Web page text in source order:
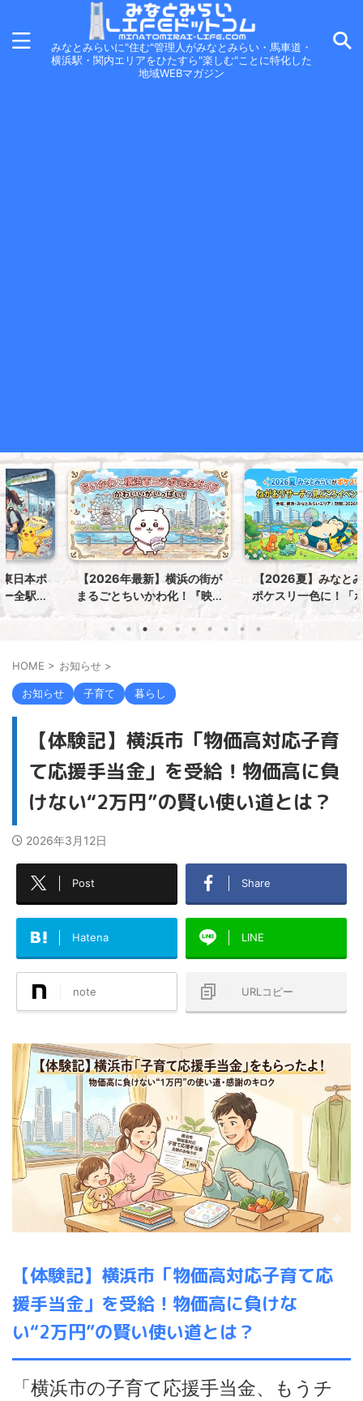
みなとみらいに"住む"管理人がみなとみらい・馬車道・
横浜駅・関内エリアをひたすら"楽しむ"ことに特化した
地域WEBマガジン
【2026年最新】横浜の街が
まるごとちいかわ化！『映画
ちいかわ 人魚の島のひみつ』
in 横浜市コラボ完全攻略ガイ
【2026夏】みなとみらいが
ポケスリ一色に！「ポケモン
ねがおリサーチ」の見どこ
ろ・イベント情報まとめ
HOME > お知らせ >
お知らせ 子育て 暮らし
【体験記】横浜市「物価高対応子育
て応援手当金」を受給！物価高に負
けない“2万円”の賢い使い道とは？
2026年3月12日
Post Share
Hatena LINE
note URLコピー
【体験記】横浜市「物価高対応子育て応
援手当金」を受給！物価高に負けな
い“2万円”の賢い使い道とは？
「横浜市の子育て応援手当金、もうチ